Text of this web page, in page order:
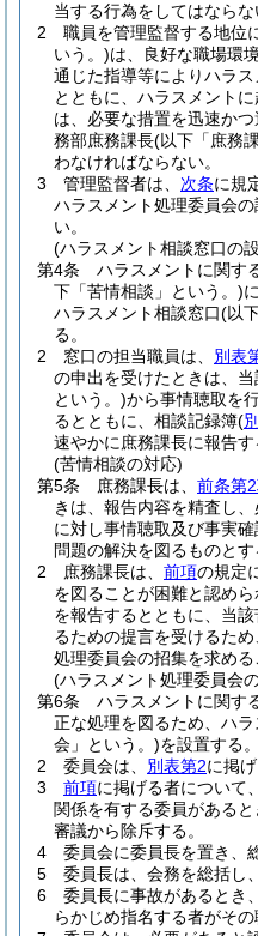
当する行為をしてはならな
2
職員を管理監督する地位
いう。)は、良好な職場環
通じた指導等によりハラ
とともに、ハラスメント
は、必要な措置を迅速か
務部庶務課長(以下「庶務
わなければならない。
3
管理監督者は、 次条に規
ハラスメント処理委員会
い。
(ハラスメント相談窓口の
第4条
ハラスメントに関す
下「苦情相談」という。)
ハラスメント相談窓口(以
る。
2
窓口の担当職員は、 別表
の申出を受けたときは、
という。)から事情聴取を
るとともに、相談記録簿(
速やかに庶務課長に報告す
(苦情相談の対応)
第5条
庶務課長は、 前条第
きは、報告内容を精査し
に対し事情聴取及び事実
問題の解決を図るものとす
2
庶務課長は、 前項の規定
を図ることが困難と認め
を報告するとともに、当
るための提言を受けるため
処理委員会の招集を求める
(ハラスメント処理委員会
第6条
ハラスメントに関す
正な処理を図るため、ハ
会」という。)を設置する。
2
委員会は、 別表第2に掲
3
前項に掲げる者について
関係を有する委員がある
審議から除斥する。
4
委員会に委員長を置き、
5
委員長は、会務を総括し
6
委員長に事故があるとき
らかじめ指名する者がその